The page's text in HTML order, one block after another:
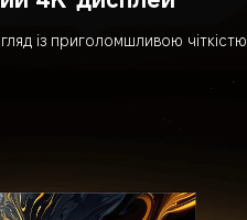
із приголомшливою ​​чіткістю